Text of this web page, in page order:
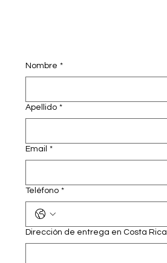
Nombre *
Apellido *
Email *
Teléfono *
Dirección de entrega en Costa Rica